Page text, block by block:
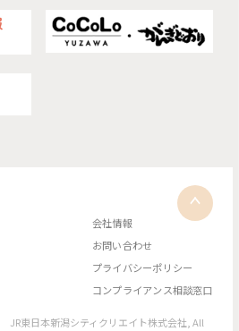
会社情報
お問い合わせ
プライバシーポリシー
コンプライアンス相談窓口
東日本新潟シティクリエイト株式会社, All